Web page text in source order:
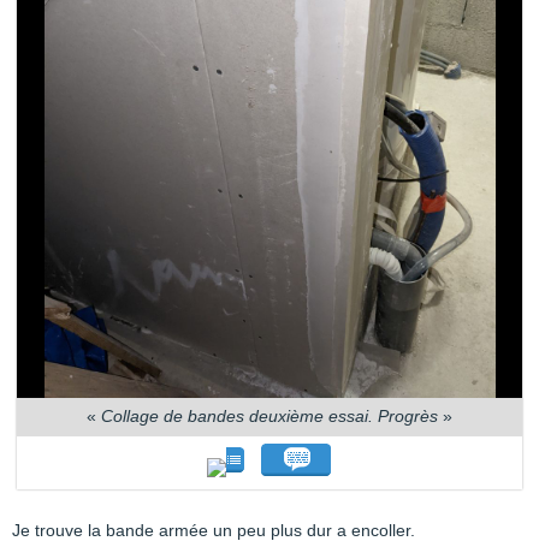
« Collage de bandes deuxième essai. Progrès »
Je trouve la bande armée un peu plus dur a encoller.